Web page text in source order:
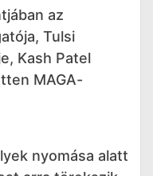
az
Tulsi
Kash Patel
MAGA-
nyomása alatt